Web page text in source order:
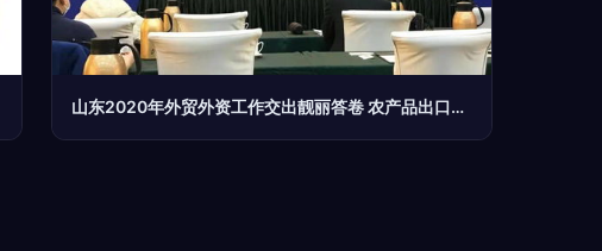
山东2020年外贸外资工作交出靓丽答卷 农产品出口额连续22年居全国首位